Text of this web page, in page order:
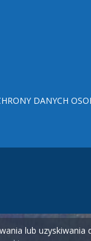
DANYCH
lub